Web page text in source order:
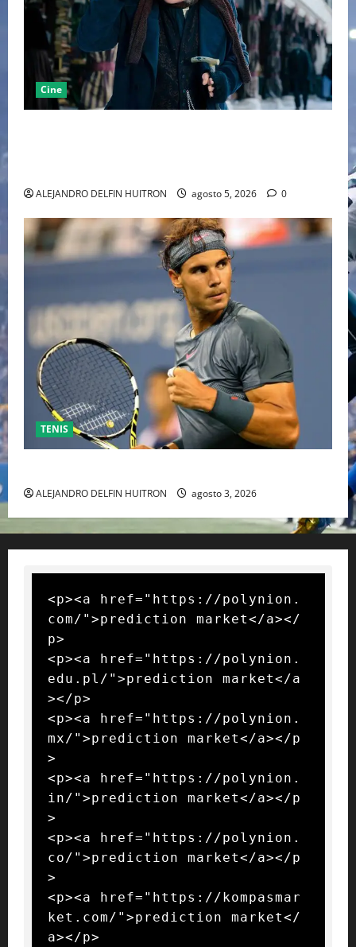
Cine
ALEJANDRO DELFIN HUITRON agosto 5, 2026 0
TENIS
ALEJANDRO DELFIN HUITRON agosto 3, 2026
<p><a href="https://polynion.
com/">prediction market</a></
p>
<p><a href="https://polynion.
edu.pl/">prediction market</a
></p>
<p><a href="https://polynion.
mx/">prediction market</a></p
>
<p><a href="https://polynion.
in/">prediction market</a></p
>
<p><a href="https://polynion.
co/">prediction market</a></p
>
<p><a href="https://kompasmar
ket.com/">prediction market</
a></p>